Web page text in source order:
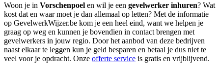
Woon je in Vorschenpoel en wil je een gevelwerker inhuren? Wat
kost dat en waar moet je dan allemaal op letten? Met de informatie
op GevelwerkWijzer.be kom je een heel eind, want we helpen je
graag op weg en kunnen je bovendien in contact brengen met
gevelwerkers in jouw regio. Door het aanbod van deze bedrijven
naast elkaar te leggen kun je geld besparen en betaal je dus niet te
veel voor je opdracht. Onze offerte service is gratis en vrijblijvend.